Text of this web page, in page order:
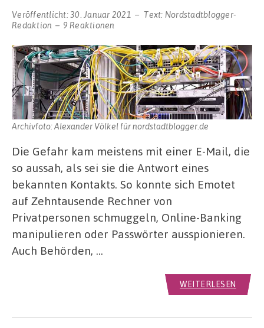
Veröffentlicht:30. Januar 2021 Text: Nordstadtblogger-
Redaktion
9 Reaktionen
Archivfoto: Alexander Völkel für nordstadtblogger.de
Die Gefahr kam meistens mit einer E-Mail, die
so aussah, als sei sie die Antwort eines
bekannten Kontakts. So konnte sich Emotet
auf Zehntausende Rechner von
Privatpersonen schmuggeln, Online-Banking
manipulieren oder Passwörter ausspionieren.
Auch Behörden, …
WEITERLESEN